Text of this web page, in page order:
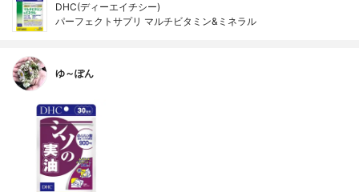
DHC(ディーエイチシー)
パーフェクトサプリ マルチビタミン&ミネラル
ゆ～ぽん